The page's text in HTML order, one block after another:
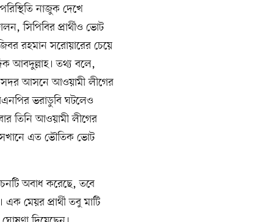
নাজুক দেখে
সিপিবির প্রার্থীও ভোট
রহমান সরোয়ারের চেয়ে
আবদুল্লাহ। তথ্য বলে,
সদর আসনে আওয়ামী লীগের
ভরাডুবি ঘটলেও
তিনি আওয়ামী লীগের
এত ভৌতিক ভোট
অবাধ করেছে, তবে
মেয়র প্রার্থী তবু মাটি